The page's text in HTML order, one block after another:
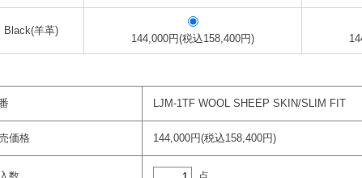
Black(羊革)
144,000円(税込158,400円)
LJM-1TF WOOL SHEEP SKIN/SLIM FIT
価格 144,000円(税込158,400円)